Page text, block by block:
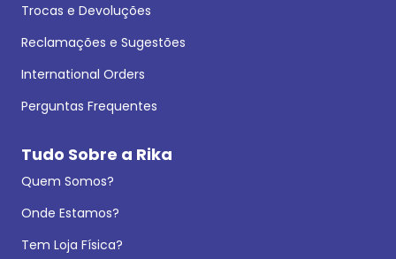
Trocas e Devoluções
Reclamações e Sugestões
International Orders
Perguntas Frequentes
Tudo Sobre a Rika
Quem Somos?
Onde Estamos?
Tem Loja Física?